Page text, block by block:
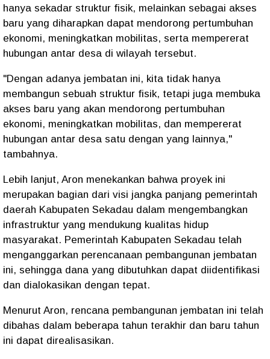
hanya sekadar struktur fisik, melainkan sebagai akses
baru yang diharapkan dapat mendorong pertumbuhan
ekonomi, meningkatkan mobilitas, serta mempererat
hubungan antar desa di wilayah tersebut.
"Dengan adanya jembatan ini, kita tidak hanya
membangun sebuah struktur fisik, tetapi juga membuka
akses baru yang akan mendorong pertumbuhan
ekonomi, meningkatkan mobilitas, dan mempererat
hubungan antar desa satu dengan yang lainnya,"
tambahnya.
Lebih lanjut, Aron menekankan bahwa proyek ini
merupakan bagian dari visi jangka panjang pemerintah
daerah Kabupaten Sekadau dalam mengembangkan
infrastruktur yang mendukung kualitas hidup
masyarakat. Pemerintah Kabupaten Sekadau telah
menganggarkan perencanaan pembangunan jembatan
ini, sehingga dana yang dibutuhkan dapat diidentifikasi
dan dialokasikan dengan tepat.
Menurut Aron, rencana pembangunan jembatan ini telah
dibahas dalam beberapa tahun terakhir dan baru tahun
ini dapat direalisasikan.